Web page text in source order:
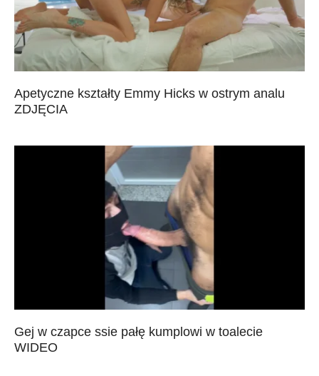
Apetyczne kształty Emmy Hicks w ostrym analu
ZDJĘCIA
Gej w czapce ssie pałę kumplowi w toalecie
WIDEO